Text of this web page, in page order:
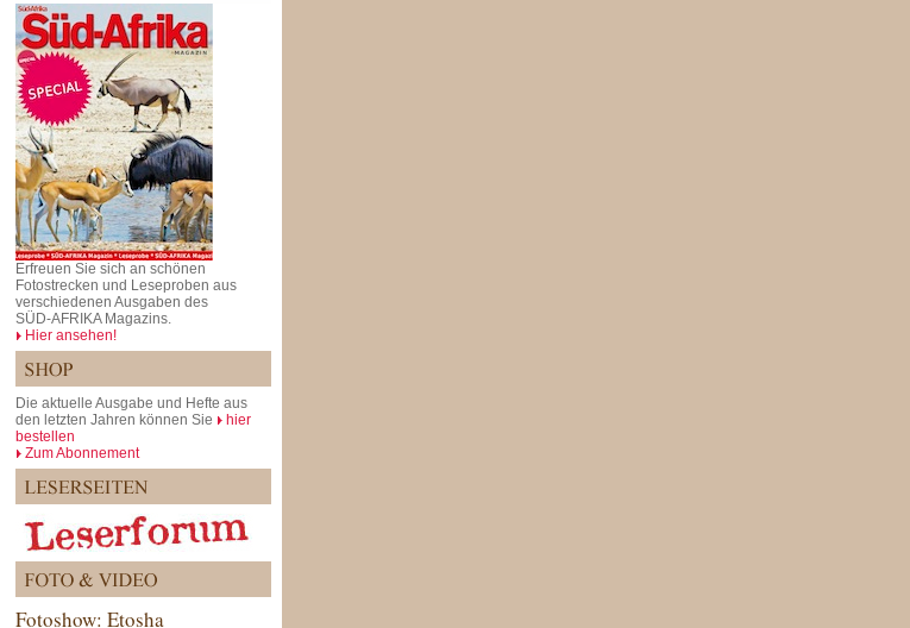
Erfreuen Sie sich an schönen
Fotostrecken und Leseproben aus
verschiedenen Ausgaben des
SÜD-AFRIKA Magazins.
Hier ansehen!
Die aktuelle Ausgabe und Hefte aus
den letzten Jahren können Sie
hier
bestellen
Zum Abonnement
Fotoshow: Etosha